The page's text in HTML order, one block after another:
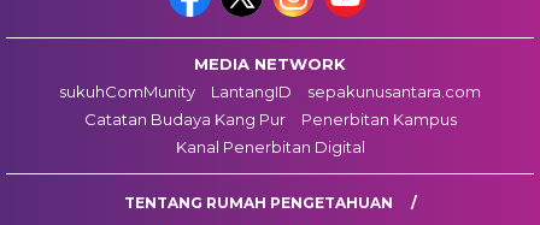
MEDIA NETWORK
sukuhComMunity
LantangID
sepakunusantara.com
Catatan Budaya Kang Pur
Penerbitan Kampus
Kanal Penerbitan Digital
TENTANG RUMAH PENGETAHUAN